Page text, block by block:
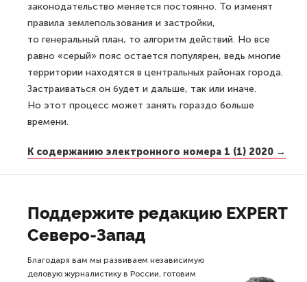
законодательство меняется постоянно. То изменят
правила землепользования и застройки,
то генеральный план, то алгоритм действий. Но все
равно «серый» пояс остается популярен, ведь многие
территории находятся в центральных районах города.
Застраиваться он будет и дальше, так или иначе.
Но этот процесс может занять гораздо больше
времени.
К содержанию электронного номера 1 (1) 2020 →
Поддержите редакцию EXPERT
Северо-Запад
Благодаря вам мы развиваем независимую
деловую журналистику в России, готовим